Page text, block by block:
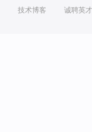
技术博客 诚聘英才